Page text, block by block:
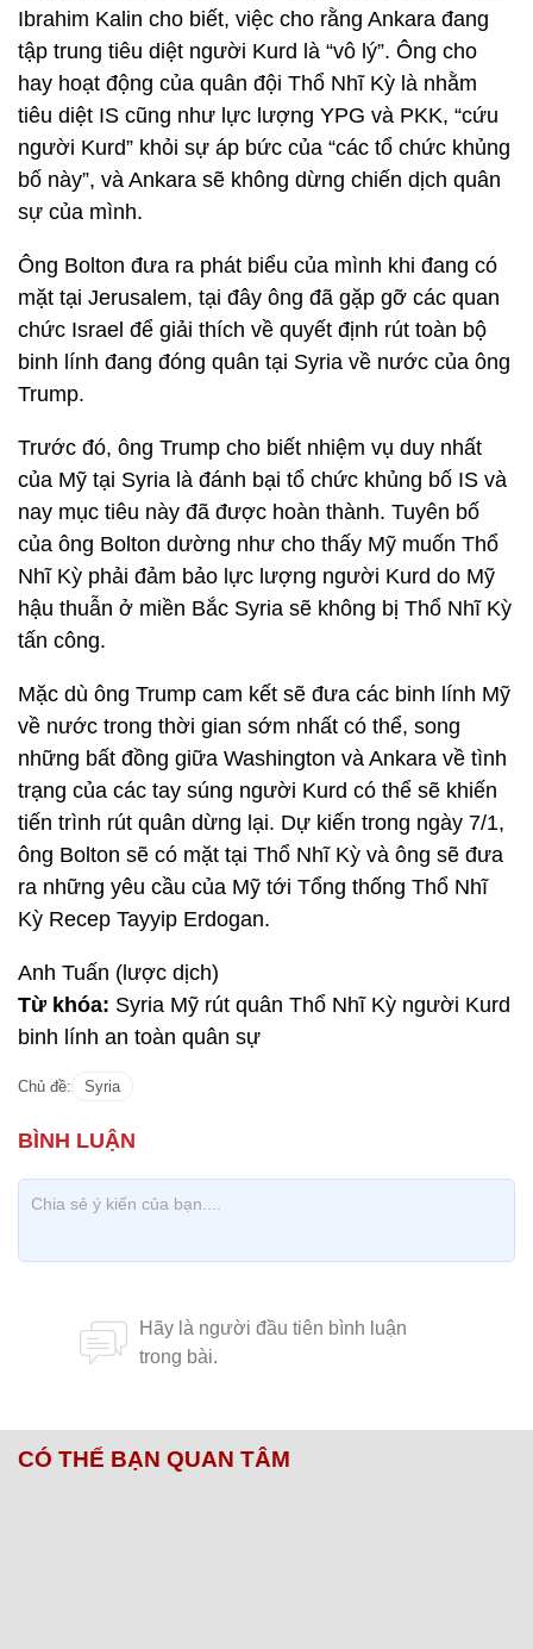
Ibrahim Kalin cho biết, việc cho rằng Ankara đang
tập trung tiêu diệt người Kurd là “vô lý”. Ông cho
hay hoạt động của quân đội Thổ Nhĩ Kỳ là nhằm
tiêu diệt IS cũng như lực lượng YPG và PKK, “cứu
người Kurd” khỏi sự áp bức của “các tổ chức khủng
bố này”, và Ankara sẽ không dừng chiến dịch quân
sự của mình.
Ông Bolton đưa ra phát biểu của mình khi đang có
mặt tại Jerusalem, tại đây ông đã gặp gỡ các quan
chức Israel để giải thích về quyết định rút toàn bộ
binh lính đang đóng quân tại Syria về nước của ông
Trump.
Trước đó, ông Trump cho biết nhiệm vụ duy nhất
của Mỹ tại Syria là đánh bại tổ chức khủng bố IS và
nay mục tiêu này đã được hoàn thành. Tuyên bố
của ông Bolton dường như cho thấy Mỹ muốn Thổ
Nhĩ Kỳ phải đảm bảo lực lượng người Kurd do Mỹ
hậu thuẫn ở miền Bắc Syria sẽ không bị Thổ Nhĩ Kỳ
tấn công.
Mặc dù ông Trump cam kết sẽ đưa các binh lính Mỹ
về nước trong thời gian sớm nhất có thể, song
những bất đồng giữa Washington và Ankara về tình
trạng của các tay súng người Kurd có thể sẽ khiến
tiến trình rút quân dừng lại. Dự kiến trong ngày 7/1,
ông Bolton sẽ có mặt tại Thổ Nhĩ Kỳ và ông sẽ đưa
ra những yêu cầu của Mỹ tới Tổng thống Thổ Nhĩ
Kỳ Recep Tayyip Erdogan.
Anh Tuấn (lược dịch)
Từ khóa: Syria Mỹ rút quân Thổ Nhĩ Kỳ người Kurd
binh lính an toàn quân sự
Chủ đề: Syria
CÓ THỂ BẠN QUAN TÂM